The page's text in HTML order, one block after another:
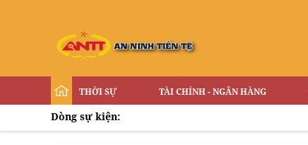
THỜI SỰ TÀI CHÍNH - NGÂN HÀNG
Dòng sự kiện: